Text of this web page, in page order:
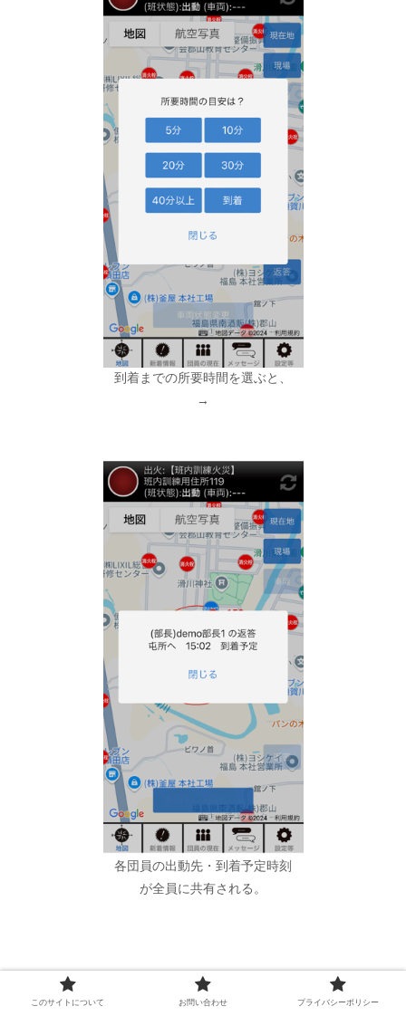
到着までの所要時間を選ぶと、
→
各団員の出動先・到着予定時刻
が全員に共有される。
基本的にボタン操作を 3 回、4 回押すだけで済むよ
うな設計になっています。たとえば、火災現場までのナビ
このサイトについて お問い合わせ プライバシーポリシー